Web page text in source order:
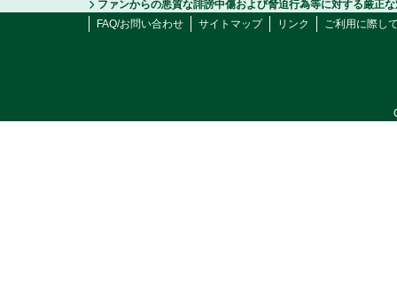
ファンからの悪質な誹謗中傷および脅迫行為等に対する厳正
FAQ/お問い合わせ
サイトマップ リンク ご利用に際し